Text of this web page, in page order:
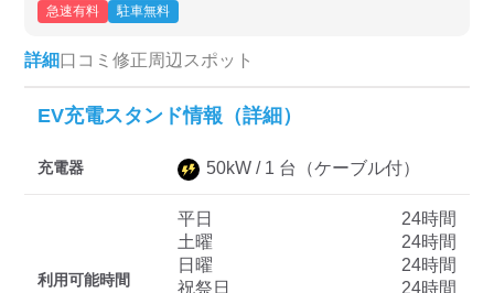
高速道路上のみ表示
認証システム
三菱ディーラーを表示
日産ディーラーを表示
急速有料 駐車無料
詳細口コミ 修正周辺スポット
EV充電スタンド情報（詳細）
充電器 50kW / 1 台 （ケーブル付）
利用可能時間
平日
24時間
土曜
24時間
日曜
24時間
祝祭日
24時間